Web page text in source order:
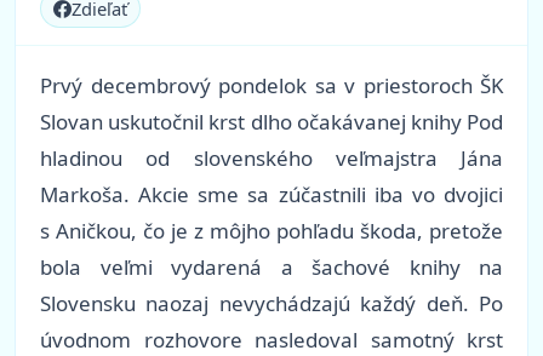
Zdieľať
Prvý decembrový pondelok sa v priestoroch ŠK
Slovan uskutočnil krst dlho očakávanej knihy Pod
hladinou od slovenského veľmajstra Jána
Markoša. Akcie sme sa zúčastnili iba vo dvojici
s Aničkou, čo je z môjho pohľadu škoda, pretože
bola veľmi vydarená a šachové knihy na
Slovensku naozaj nevychádzajú každý deň. Po
úvodnom rozhovore nasledoval samotný krst